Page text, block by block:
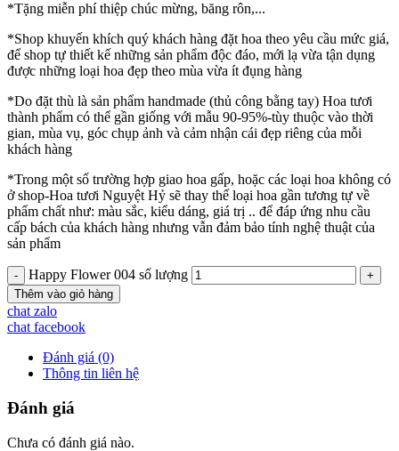
*Tặng miễn phí thiệp chúc mừng, băng rôn,...
*Shop khuyến khích quý khách hàng đặt hoa theo yêu cầu mức giá,
để shop tự thiết kế những sản phẩm độc đáo, mới lạ vừa tận dụng
được những loại hoa đẹp theo mùa vừa ít đụng hàng
*Do đặt thù là sản phẩm handmade (thủ công bằng tay) Hoa tươi
thành phẩm có thể gần giống với mẫu 90-95%-tùy thuộc vào thời
gian, mùa vụ, góc chụp ảnh và cảm nhận cái đẹp riêng của mỗi
khách hàng
*Trong một số trường hợp giao hoa gấp, hoặc các loại hoa không có
ở shop-Hoa tươi Nguyệt Hỷ sẽ thay thế loại hoa gần tương tự về
phẩm chất như: màu sắc, kiểu dáng, giá trị .. để đáp ứng nhu cầu
cấp bách của khách hàng nhưng vẫn đảm bảo tính nghệ thuật của
sản phẩm
Happy Flower 004 số lượng
Thêm vào giỏ hàng
chat zalo
chat facebook
Đánh giá (0)
Thông tin liên hệ
Đánh giá
Chưa có đánh giá nào.